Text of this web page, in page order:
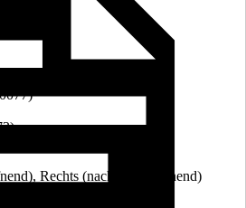
Rechts (nach innen öffnend)